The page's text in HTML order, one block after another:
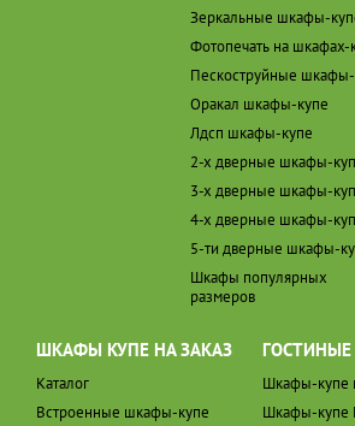
Зеркальные шкафы-
Фотопечать на шкафах-
Пескоструйные
Оракал шкафы-купе
Лдсп шкафы-купе
2-х дверные шкафы-
3-х дверные шкафы-
4-х дверные шкафы-
5-ти дверные шкафы-
Шкафы популярных
размеров
ШКАФЫ КУПЕ НА ЗАКАЗ
Каталог
Встроенные шкафы-купе
ГОСТИНЫЕ
Шкафы-купе
Шкафы-купе